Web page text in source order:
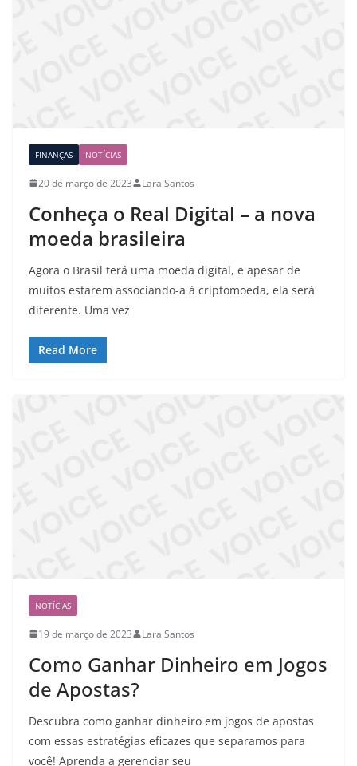
FINANÇAS NOTÍCIAS
20 de março de 2023 Lara Santos
Conheça o Real Digital – a nova
moeda brasileira
Agora o Brasil terá uma moeda digital, e apesar de
muitos estarem associando-a à criptomoeda, ela será
diferente. Uma vez
Read More
NOTÍCIAS
19 de março de 2023 Lara Santos
Como Ganhar Dinheiro em Jogos
de Apostas?
Descubra como ganhar dinheiro em jogos de apostas
com essas estratégias eficazes que separamos para
você! Aprenda a gerenciar seu